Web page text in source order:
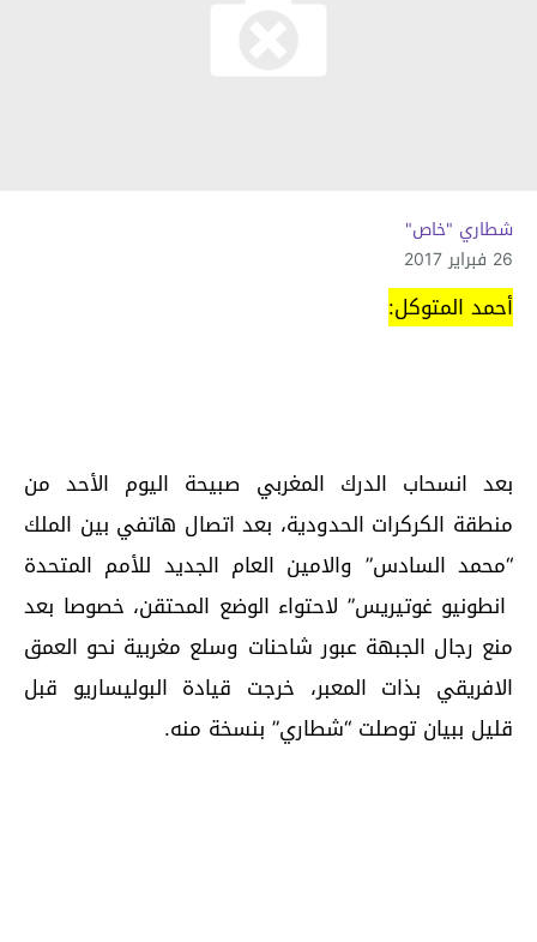
شطاري "خاص"
26 فبراير 2017
أحمد المتوكل:
بعد انسحاب الدرك المغربي صبيحة اليوم الأحد من
منطقة الكركرات الحدودية، بعد اتصال هاتفي بين الملك
“محمد السادس” والامين العام الجديد للأمم المتحدة
انطونيو غوتيريس” لاحتواء الوضع المحتقن، خصوصا بعد
منع رجال الجبهة عبور شاحنات وسلع مغربية نحو العمق
الافريقي بذات المعبر، خرجت قيادة البوليساريو قبل
قليل ببيان توصلت “شطاري” بنسخة منه.